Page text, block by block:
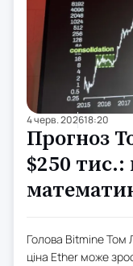
4 черв. 202618:20
Прогноз
$250
Голова Bitmine Том
ціна Ether може